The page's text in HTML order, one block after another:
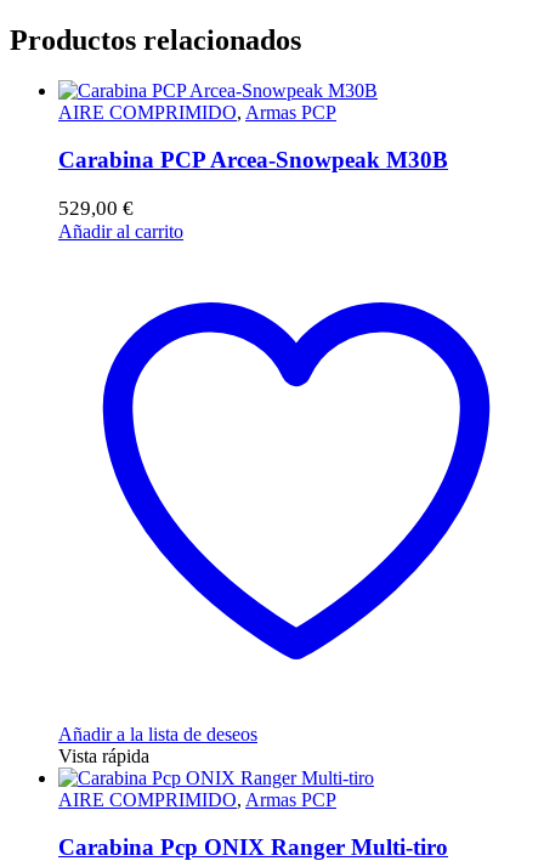
Productos relacionados
AIRE COMPRIMIDO, Armas PCP
Carabina PCP Arcea-Snowpeak M30B
529,00 €
Añadir al carrito
Añadir a la lista de deseos
Vista rápida
AIRE COMPRIMIDO, Armas PCP
Carabina Pcp ONIX Ranger Multi-tiro